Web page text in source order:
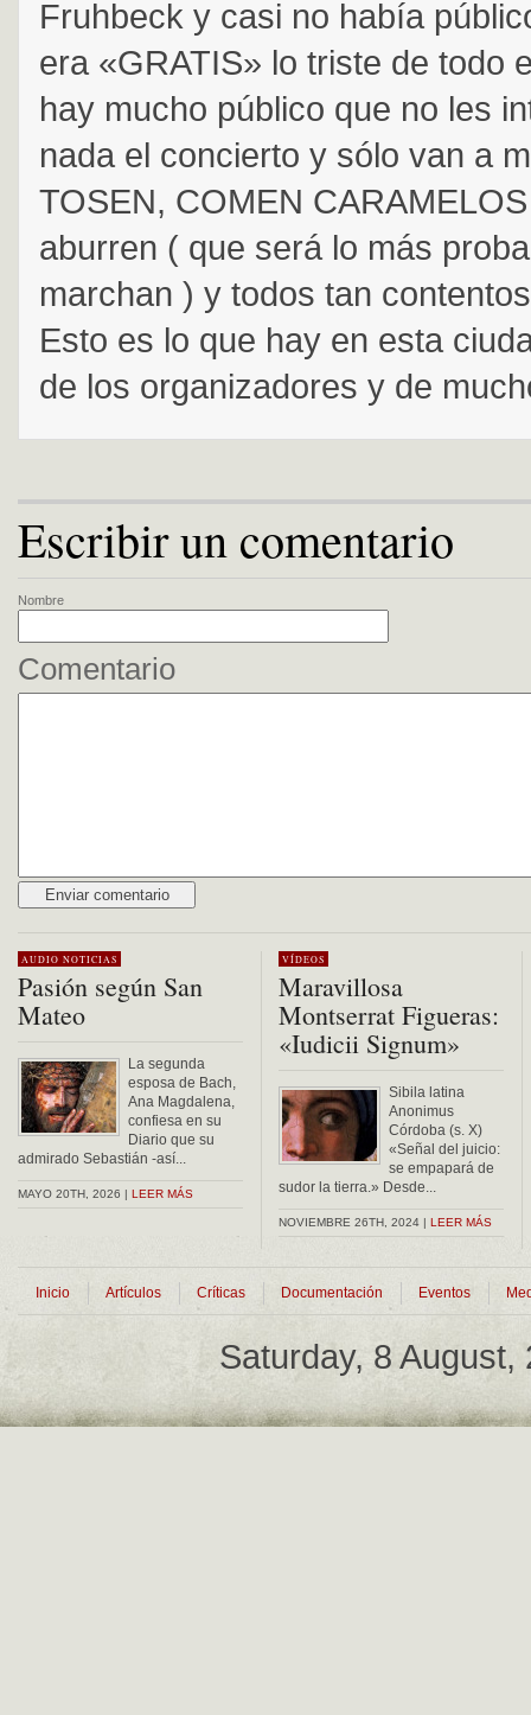
Fruhbeck y casi no había
era «GRATIS» lo triste de todo
hay mucho público que no les
nada el concierto y sólo van a
TOSEN, COMEN
aburren ( que será lo más
marchan ) y todos tan
Esto es lo que hay en esta
de los organizadores y de
Escribir un comentario
Nombre
Comentario
AUDIO NOTICIAS
Pasión según San
Mateo
La segunda
esposa de Bach,
Ana Magdalena,
confiesa en su
Diario que su
admirado Sebastián -así...
MAYO 20TH, 2026 | LEER MÁS
VÍDEOS
Maravillosa
Montserrat Figueras:
«Iudicii Signum»
Sibila latina
Anonimus
Córdoba (s. X)
«Señal del juicio:
se empapará de
sudor la tierra.» Desde...
NOVIEMBRE 26TH, 2024 | LEER MÁS
Inicio Artículos Críticas Documentación Eventos
Saturday, 8